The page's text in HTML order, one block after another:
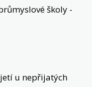
školy -
u nepřijatých